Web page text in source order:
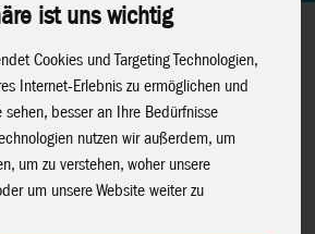
ist uns wichtig
Cookies und Targeting Technologien,
Internet-Erlebnis zu ermöglichen und
besser an Ihre Bedürfnisse
nutzen wir außerdem, um
um zu verstehen, woher unsere
um unsere Website weiter zu
Moose Toys Bluey